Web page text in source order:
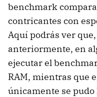
benchmark
contricantes con
Aquí podrás ver
anteriormente, en
ejecutar el
RAM, mientras que
únicamente se pudo